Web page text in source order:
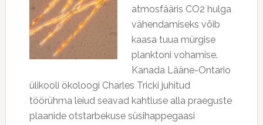
atmosfääris CO2 hulga
vähendamiseks võib
kaasa tuua mürgise
planktoni vohamise.
Kanada Lääne-Ontario
ülikooli ökoloogi Charles Tricki juhitud
töörühma leiud seavad kahtluse alla praeguste
plaanide otstarbekuse süsihappegaasi